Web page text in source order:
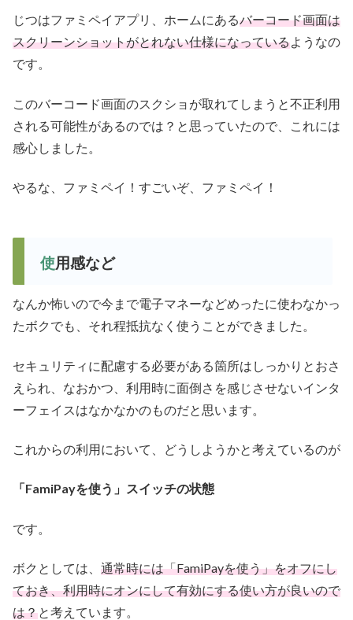
じつはファミペイアプリ、ホームにあるバーコード画面は
スクリーンショットがとれない仕様になっているようなの
です。
このバーコード画面のスクショが取れてしまうと不正利用
される可能性があるのでは？と思っていたので、これには
感心しました。
やるな、ファミペイ！すごいぞ、ファミペイ！
使用感など
なんか怖いので今まで電子マネーなどめったに使わなかっ
たボクでも、それ程抵抗なく使うことができました。
セキュリティに配慮する必要がある箇所はしっかりとおさ
えられ、なおかつ、利用時に面倒さを感じさせないインタ
ーフェイスはなかなかのものだと思います。
これからの利用において、どうしようかと考えているのが
「FamiPayを使う」スイッチの状態
です。
ボクとしては、 通常時には「FamiPayを使う」をオフにし
ておき、利用時にオンにして有効にする使い方が良いので
は？と考えています。